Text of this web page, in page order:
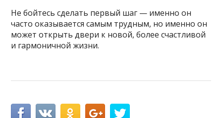
Не бойтесь сделать первый шаг — именно он
часто оказывается самым трудным, но именно он
может открыть двери к новой, более счастливой
и гармоничной жизни.